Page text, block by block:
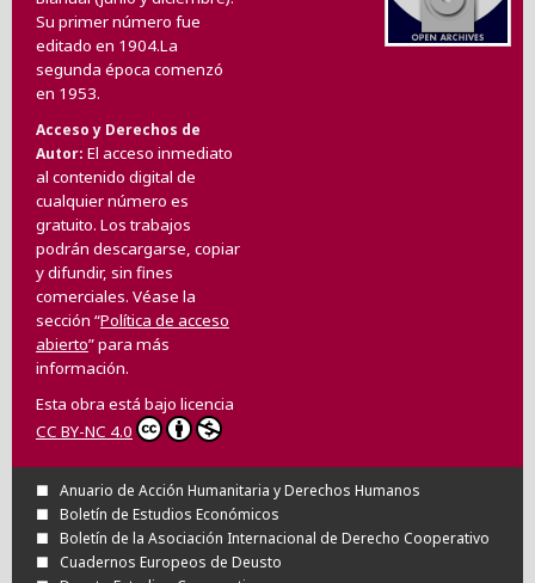
Su primer número fue
editado en 1904.La
segunda época comenzó
en 1953.
Acceso y Derechos de
Autor El acceso inmediato
al contenido digital de
cualquier número es
gratuito. Los trabajos
podrán descargarse, copiar
y difundir, sin fines
comerciales. Véase la
sección “Política de acceso
abierto” para más
información.
Esta obra está bajo licencia
CC BY-NC 4.0
Anuario de Acción Humanitaria y Derechos Humanos
Boletín de Estudios Económicos
Boletín de la Asociación Internacional de Derecho Cooperativo
Cuadernos Europeos de Deusto